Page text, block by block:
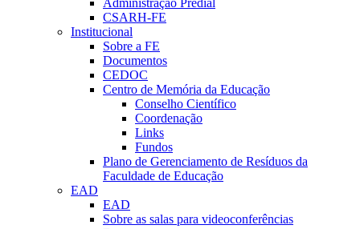
Administração Predial
CSARH-FE
Institucional
Sobre a FE
Documentos
CEDOC
Centro de Memória da Educação
Conselho Científico
Coordenação
Links
Fundos
Plano de Gerenciamento de Resíduos da
Faculdade de Educação
EAD
EAD
Sobre as salas para videoconferências